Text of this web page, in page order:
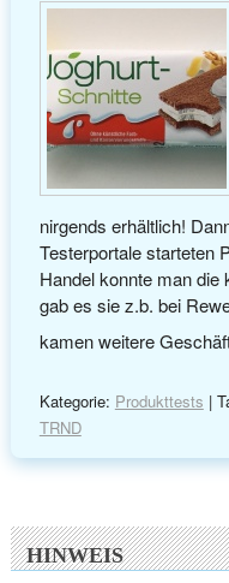
nirgends erhältlich!
Testerportale starteten
Handel konnte man die
gab es sie z.b. bei
kamen weitere
Kategorie: Produkttests |
TRND
HINWEIS